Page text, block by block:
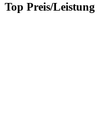
Top Preis/Leistung